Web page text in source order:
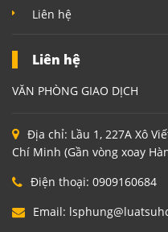
Liên hệ
Liên hệ
VĂN PHÒNG GIAO DỊCH
Địa chỉ: Lầu 1, 227A Xô
Chí Minh (Gần vòng xoay
Điện thoại: 0909160684
Email: